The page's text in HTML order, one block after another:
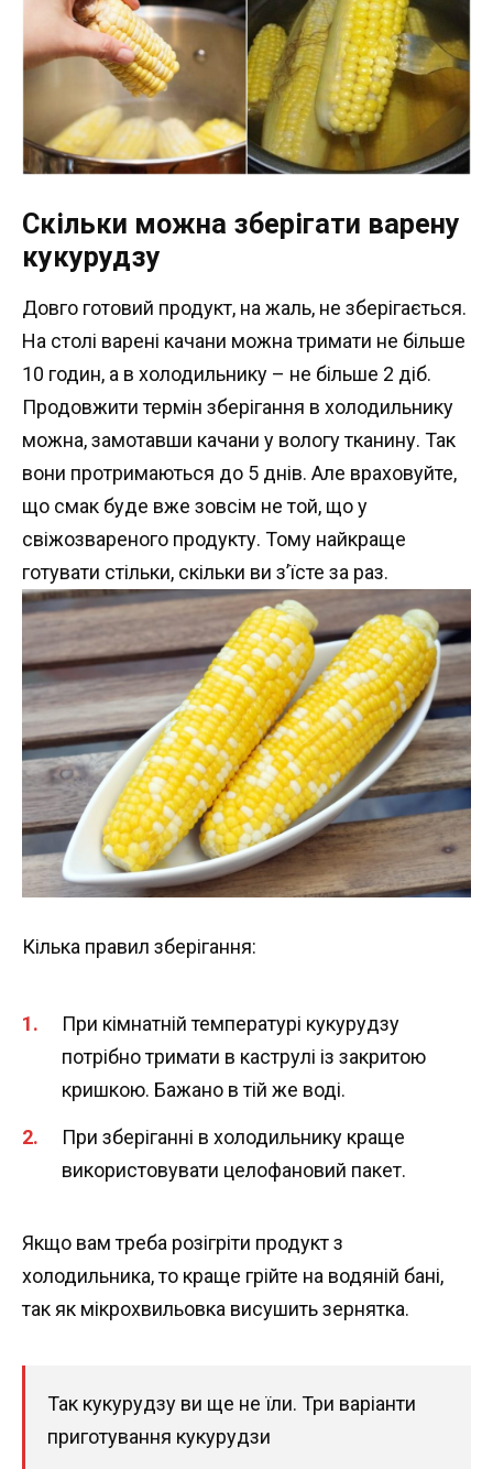
Скільки можна зберігати варену
кукурудзу
Довго готовий продукт, на жаль, не зберігається.
На столі варені качани можна тримати не більше
10 годин, а в холодильнику – не більше 2 діб.
Продовжити термін зберігання в холодильнику
можна, замотавши качани у вологу тканину. Так
вони протримаються до 5 днів. Але враховуйте,
що смак буде вже зовсім не той, що у
свіжозвареного продукту. Тому найкраще
готувати стільки, скільки ви з’їсте за раз.
Кілька правил зберігання:
При кімнатній температурі кукурудзу
потрібно тримати в каструлі із закритою
кришкою. Бажано в тій же воді.
При зберіганні в холодильнику краще
використовувати целофановий пакет.
Якщо вам треба розігріти продукт з
холодильника, то краще грійте на водяній бані,
так як мікрохвильовка висушить зернятка.
Так кукурудзу ви ще не їли. Три варіанти
приготування кукурудзи